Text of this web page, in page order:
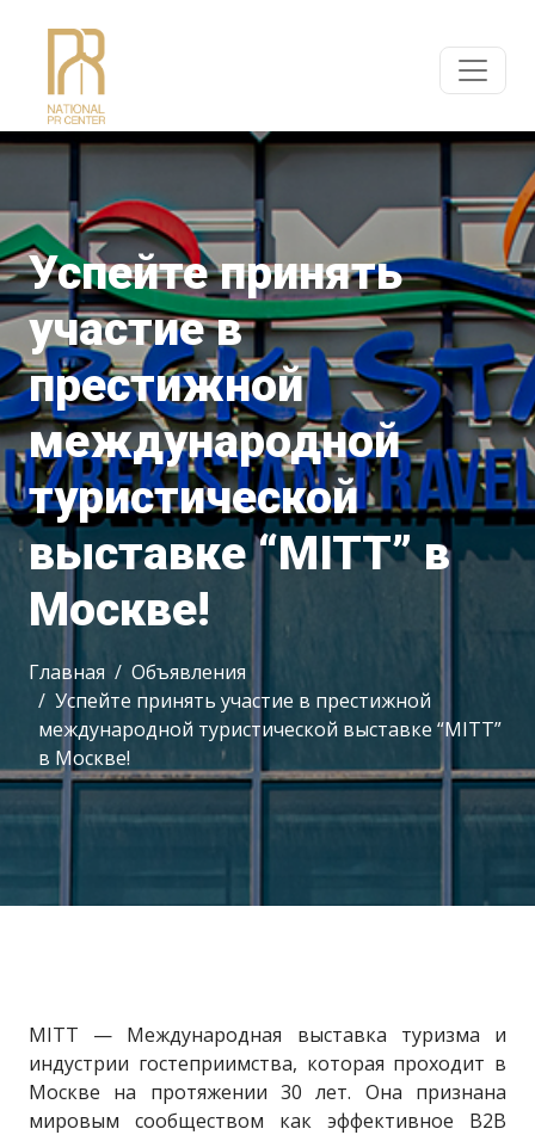
Успейте принять
участие в
престижной
международной
туристической
выставке “MITT” в
Москве!
Главная
Объявления
Успейте принять участие в престижной
международной туристической выставке “MITT”
в Москве!
MITT — Международная выставка туризма и
индустрии гостеприимства, которая проходит в
Москве на протяжении 30 лет. Она признана
мировым сообществом как эффективное B2B